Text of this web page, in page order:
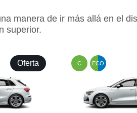
manera de ir más allá en el
superior.
Oferta C ECO